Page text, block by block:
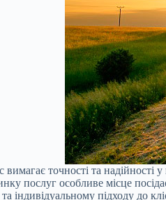
вимагає точності та
послуг особливе місце
індивідуальному підходу до